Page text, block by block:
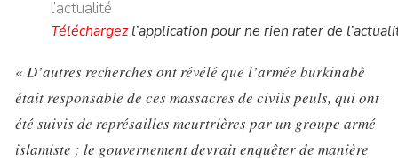
Téléchargezl’application pour ne rien rater de
« D’autres recherches ont révélé que l’armée burkinabè
était responsable de ces massacres de civils peuls, qui ont
été suivis de représailles meurtrières par un groupe armé
islamiste ; le gouvernement devrait enquêter de manière